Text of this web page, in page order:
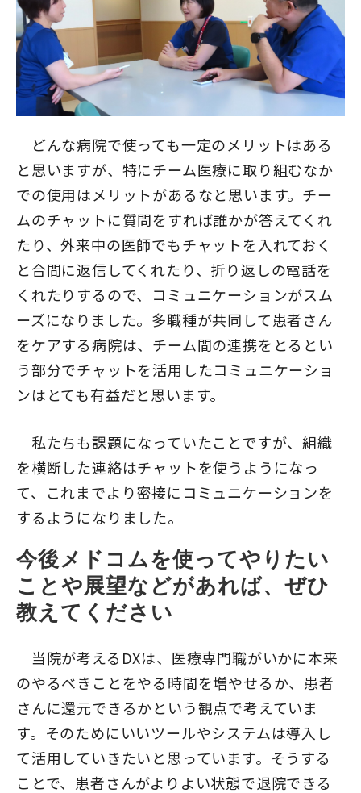
どんな病院で使っても一定のメリットはある
と思いますが、特にチーム医療に取り組むなか
での使用はメリットがあるなと思います。チー
ムのチャットに質問をすれば誰かが答えてくれ
たり、外来中の医師でもチャットを入れておく
と合間に返信してくれたり、折り返しの電話を
くれたりするので、コミュニケーションがスム
ーズになりました。多職種が共同して患者さん
をケアする病院は、チーム間の連携をとるとい
う部分でチャットを活用したコミュニケーショ
ンはとても有益だと思います。
私たちも課題になっていたことですが、組織
を横断した連絡はチャットを使うようになっ
て、これまでより密接にコミュニケーションを
するようになりました。
今後メドコムを使ってやりたい
ことや展望などがあれば、ぜひ
教えてください
当院が考えるDXは、医療専門職がいかに本来
のやるべきことをやる時間を増やせるか、患者
さんに還元できるかという観点で考えていま
す。そのためにいいツールやシステムは導入し
て活用していきたいと思っています。そうする
ことで、患者さんがよりよい状態で退院できる